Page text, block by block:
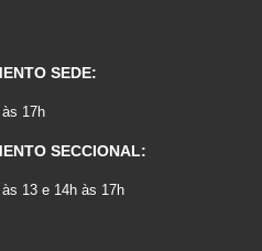
SEDE:
17h
SECCIONAL:
13 e 14h às 17h